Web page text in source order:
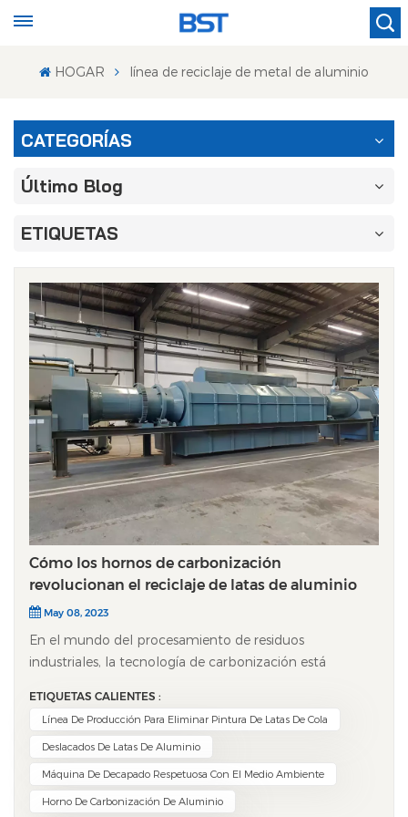
HOGAR línea de reciclaje de metal de aluminio
CATEGORÍAS
Último Blog
ETIQUETAS
Cómo los hornos de carbonización
revolucionan el reciclaje de latas de aluminio
May 08, 2023
En el mundo del procesamiento de residuos
industriales, la tecnología de carbonización está
ecológico para el tratamiento de latas de bebidas
usadas. Aunque pueda parecer técnico, el proceso es
sencillo: utiliza calor controlado para separar
limpiamente el metal de su superficie pintada, lo que
hace que el reciclaje sea mucho más eficaz. ¿Por qué se
ETIQUETAS CALIENTES :
Línea De Producción Para Eliminar Pintura De Latas De Cola
Deslacados De Latas De Aluminio
Máquina De Decapado Respetuosa Con El Medio Ambiente
Horno De Carbonización De Aluminio